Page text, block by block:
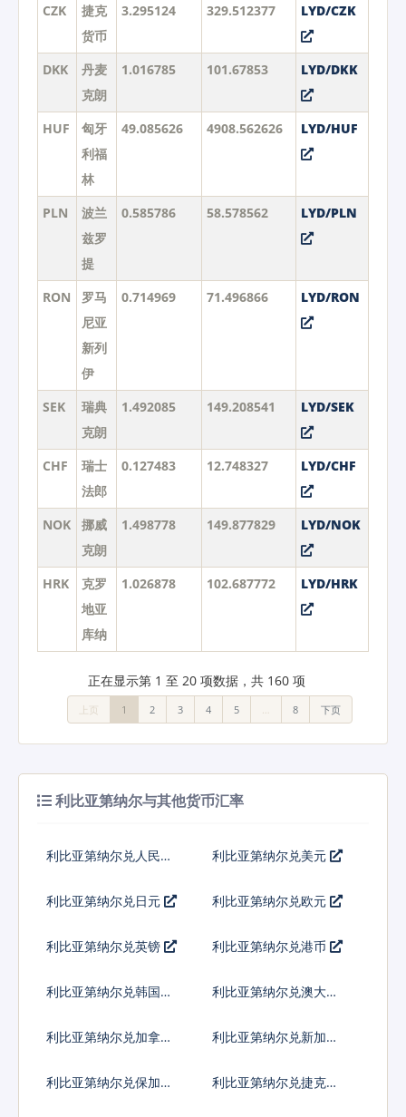
CZK
捷克
货币
3.295124 329.512377 LYD/CZK
DKK
丹麦
克朗
1.016785 101.67853 LYD/DKK
HUF
匈牙
利福
林
49.085626 4908.562626 LYD/HUF
PLN
波兰
兹罗
提
0.585786 58.578562 LYD/PLN
RON
罗马
尼亚
新列
伊
0.714969 71.496866 LYD/RON
SEK
瑞典
克朗
1.492085 149.208541 LYD/SEK
CHF
瑞士
法郎
0.127483 12.748327 LYD/CHF
NOK
挪威
克朗
1.498778 149.877829 LYD/NOK
HRK
克罗
地亚
库纳
1.026878 102.687772 LYD/HRK
正在显示第 1 至 20 项数据，共 160 项
上页 1 2 3 4 5 8 下页
利比亚第纳尔与其他货币汇率
利比亚第纳尔兑人民币 利比亚第纳尔兑美元
利比亚第纳尔兑日元 利比亚第纳尔兑欧元
利比亚第纳尔兑英镑 利比亚第纳尔兑港币
利比亚第纳尔兑韩国元
利比亚第纳尔兑澳大利
利比亚第纳尔兑加拿大
利比亚第纳尔兑新加坡
利比亚第纳尔兑保加利
利比亚第纳尔兑捷克货